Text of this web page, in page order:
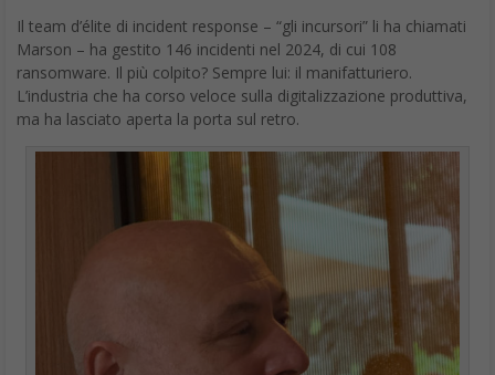
Il team d’élite di incident response – “gli incursori” li ha chiamati
Marson – ha gestito 146 incidenti nel 2024, di cui 108
ransomware. Il più colpito? Sempre lui: il manifatturiero.
L’industria che ha corso veloce sulla digitalizzazione produttiva,
ma ha lasciato aperta la porta sul retro.